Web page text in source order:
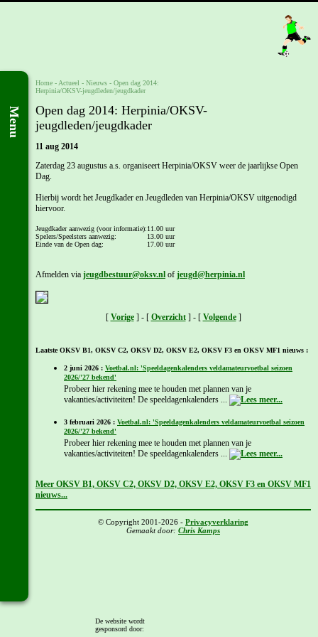
Menu
Home - Actueel - Nieuws - Open dag 2014:
Herpinia/OKSV-jeugdleden/jeugdkader
Open dag 2014: Herpinia/OKSV-
jeugdleden/jeugdkader
11 aug 2014
Zaterdag 23 augustus a.s. organiseert Herpinia/OKSV weer de jaarlijkse Open
Dag.
Hierbij wordt het Jeugdkader en Jeugdleden van Herpinia/OKSV uitgenodigd
hiervoor.
Jeugdkader aanwezig (voor informatie):11.00 uur
Spelers/Speelsters aanwezig:
13.00 uur
Einde van de Open dag:
17.00 uur
Afmelden via jeugdbestuur@oksv.nl of jeugd@herpinia.nl
[ Vorige] - [ Overzicht] - [ Volgende]
Laatste OKSV B1, OKSV C2, OKSV D2, OKSV E2, OKSV F3 en OKSV MF1 nieuws :
2 juni 2026 : Voetbal.nl: 'Speeldagenkalenders veldamateurvoetbal seizoen
2026/'27 bekend'
Probeer hier rekening mee te houden met plannen van je
vakanties/activiteiten! De speeldagenkalenders ...
3 februari 2026 : Voetbal.nl: 'Speeldagenkalenders veldamateurvoetbal seizoen
2026/'27 bekend'
Probeer hier rekening mee te houden met plannen van je
vakanties/activiteiten! De speeldagenkalenders ...
Meer OKSV B1, OKSV C2, OKSV D2, OKSV E2, OKSV F3 en OKSV MF1
nieuws...
© Copyright 2001-2026 - Privacyverklaring
Gemaakt door: Chris Kamps
De website wordt
gesponsord door: